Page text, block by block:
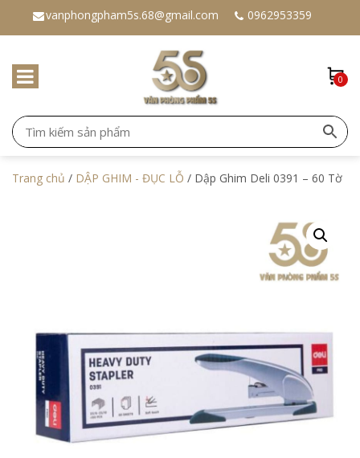
vanphongpham5s.68@gmail.com 0962953359
0
Trang chủ / DẬP GHIM - ĐỤC LỖ / Dập Ghim Deli 0391 – 60 Tờ